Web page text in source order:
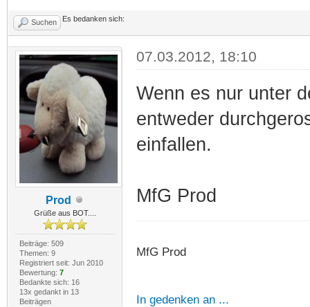
Suchen Es bedanken sich:
Prod
Grüße aus BOT....
Beiträge: 509
Themen: 9
Registriert seit: Jun 2010
Bewertung: 7
Bedankte sich: 16
13x gedankt in 13
Beiträgen
07.03.2012, 18:10
Wenn es nur unter
entweder
einfallen.
MfG Prod
MfG Prod
In gedenken an ...